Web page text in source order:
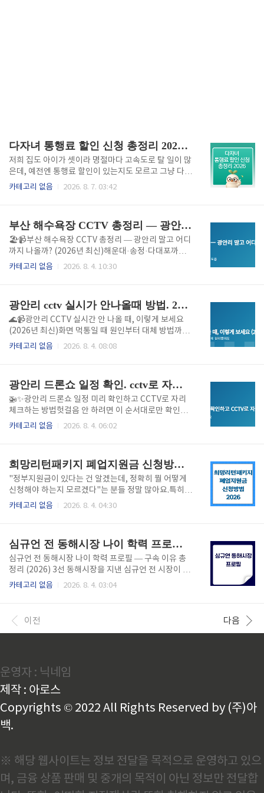
다자녀 통행료 할인 신청 총정리 2026 최신
저희 집도 아이가 셋이라 명절마다 고속도로 탈 일이 많
은데, 예전엔 통행료 할인이 있는지도 모르고 그냥 다
냈었어요. 나중에 알고 나서 '진작 신청할걸' 하고 얼마
적용돼요. 👨‍👩‍👧‍👦 다자녀 통행료 할인, 누가 받을 수
있나요?기본적으로 만 18세 미만 자녀 2명 이상을 둔
가정이면 대상이에요. 재혼가정이나 입양가정도 가족
관계증명서상 자녀로 확인되면 인정되니 걱정 안 하셔
도 돼요.저도 처음엔 '막내가 곧 스무 살인데 애매하지
카테고리 없음 2026. 8. 7. 03:42
부산 해수욕장 CCTV 총정리 — 광안리 말고 어디까지 나올까? (2026년 최신)
🏖️📹부산 해수욕장 CCTV 총정리 — 광안리 말고 어디
까지 나올까? (2026년 최신)해운대·송정·다대포까지
한 번에 확인하는 링크 모음광안리 CCTV만 찾다가 다
하는지 한 번에 정리해 봤어요. 📌 부산시 교통정보센터
CCTV 바로가기 — 부산 전 지역 CCTV를 한 곳에서 확
인 가능해요 부산 주요 해수욕장 4곳, 이렇게 다릅니다
해변특징CCTV 확인 포인트광안리매주 토요일 드론쇼,
도심형 해변공연 전 혼잡도, 교통통제 구간해운대부산
카테고리 없음 2026. 8. 4. 10:30
광안리 cctv 실시가 안나올때 방법. 2026 최신
🌊📹광안리 CCTV 실시간 안 나올 때, 이렇게 보세요
(2026년 최신)화면 먹통일 때 원인부터 대체 방법까지
한 번에 정리했어요휴가철도 아닌데 문득 광안리 바다
하나면 오늘 바로 화면 다시 볼 수 있어요. 📌부산시 교
통정보센터 바로가기 — 공식 CCTV는 여기서 확인하
세요 왜 광안리 CCTV가 갑자기 안 나올까요?가장 흔한
원인은 브라우저 호환 문제예요. 부산시 교통정보센터
CCTV는 원래 인터넷 익스플로러(IE) 기반으로 오래 운
카테고리 없음 2026. 8. 4. 08:08
광안리 드론쇼 일정 확인. cctv로 자리 체크하는 방법
🚁✨광안리 드론쇼 일정 미리 확인하고 CCTV로 자리
체크하는 방법헛걸음 안 하려면 이 순서대로만 확인하
세요주말에 광안리 드론쇼 보러 갔는데 자리가 없어서
도 훨씬 편하게 볼 수 있어요. 📌 부산시 교통정보센터
CCTV 바로가기 — 공연 전 혼잡도는 여기서 확인하세
요 광안리 드론쇼 기본 일정부터 알아두세요 광안리 cc
tv 안 나올 때 대처방법 광안리 M 드론라이트쇼는 매주
토요일 저녁, 하루 2회 진행돼요. 700대에서 많게는 1,
카테고리 없음 2026. 8. 4. 06:02
희망리턴패키지 폐업지원금 신청방법, 2026년 최대 600만원 놓치지 마세요
"정부지원금이 있다는 건 알겠는데, 정확히 뭘 어떻게
신청해야 하는지 모르겠다"는 분들 정말 많아요.특히
철거비, 컨설팅, 법률자문까지 항목이 여러 개라 처음
는 금액, 신청 자격, 서류까지 아래에서 순서대로 확인
하세요 희망리턴패키지, 정확히 무슨 제도일까 소상공
인시장진흥공단이 운영하는 '원스톱폐업지원' 사업으
로, 철거비, 사업정리 컨설팅, 법률자문, 채무조정까지
네 가지 항목을 각각 신청할 수 있는 구조예요. 항목마
에 맞는 항목이 뭔지 먼저 파악하는 게 중요해요.2026
년에는 ..
카테고리 없음 2026. 8. 4. 04:30
심규언 전 동해시장 나이 학력 프로필 — 구속 이유 총정리 (2026)
심규언 전 동해시장 나이 학력 프로필 — 구속 이유 총
정리 (2026) 3선 동해시장을 지낸 심규언 전 시장이 임
기를 마친 지 12일 만에 뇌물수수 혐의로 법정에서 다
구속 사유를 자세히 정리했습니다. 1. 심규언 전 동해시
장 기본 프로필 출생1955년 10월 1일 (만 70세, 2026
녀경력동해시 부시장(2011~2012), 동해시장 권한대
행(2012~2014), 민선 6·7·8기 동해시장(2014~202
6)현재전 동해시장 (2026년 6월 임..
카테고리 없음 2026. 8. 4. 03:04
이전 다음
운영자 : 닉네임
제작 : 아로스
Copyrights © 2022 All Rights Reserved by (주)아
백.
※ 해당 웹사이트는 정보 전달을 목적으로 운영하고 있으
며, 금융 상품 판매 및 중개의 목적이 아닌 정보만 전달합